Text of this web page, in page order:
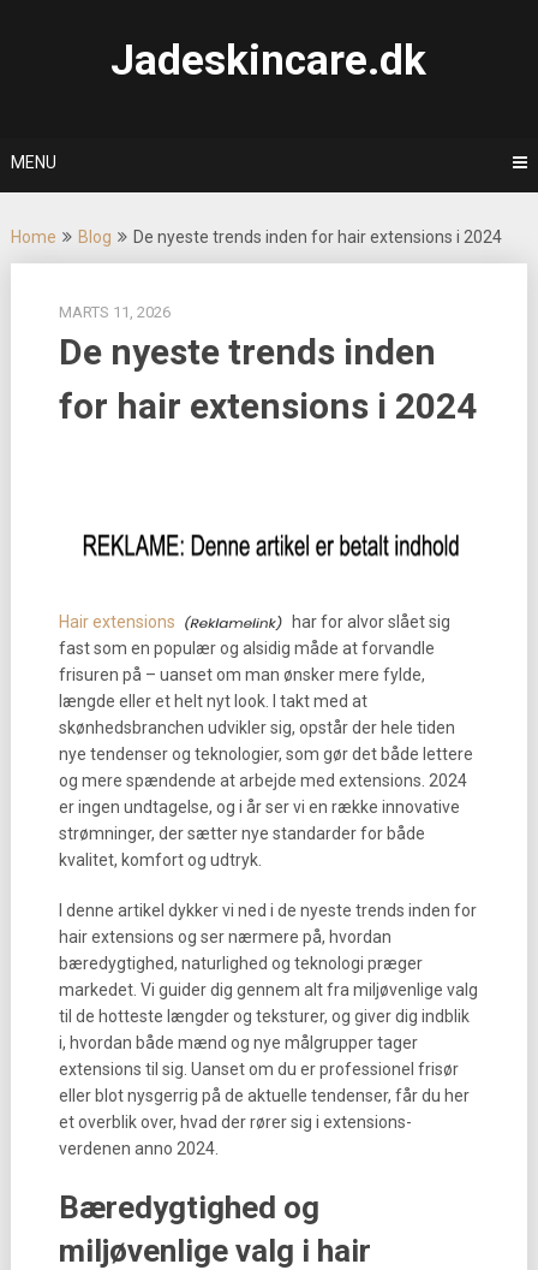
Jadeskincare.dk
MENU
Home Blog De nyeste trends inden for hair extensions i 2024
MARTS 11, 2026
De nyeste trends inden
for hair extensions i 2024
Hair extensions
har for alvor slået sig
fast som en populær og alsidig måde at forvandle
frisuren på – uanset om man ønsker mere fylde,
længde eller et helt nyt look. I takt med at
skønhedsbranchen udvikler sig, opstår der hele tiden
nye tendenser og teknologier, som gør det både lettere
og mere spændende at arbejde med extensions. 2024
er ingen undtagelse, og i år ser vi en række innovative
strømninger, der sætter nye standarder for både
kvalitet, komfort og udtryk.
I denne artikel dykker vi ned i de nyeste trends inden for
hair extensions og ser nærmere på, hvordan
bæredygtighed, naturlighed og teknologi præger
markedet. Vi guider dig gennem alt fra miljøvenlige valg
til de hotteste længder og teksturer, og giver dig indblik
i, hvordan både mænd og nye målgrupper tager
extensions til sig. Uanset om du er professionel frisør
eller blot nysgerrig på de aktuelle tendenser, får du her
et overblik over, hvad der rører sig i extensions-
verdenen anno 2024.
Bæredygtighed og
miljøvenlige valg i hair